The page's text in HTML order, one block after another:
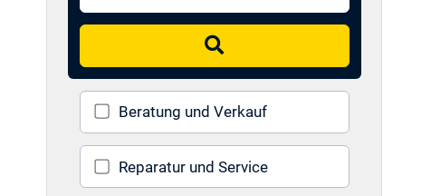
Suchen
Beratung und Verkauf
Reparatur und Service